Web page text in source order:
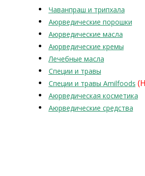
Чаванпраш и трипхала
Аюрведические порошки
Аюрведические масла
Аюрведические кремы
Лечебные масла
Специи и травы
Специи и травы Amilfoods
Аюрведическая косметика
Аюрведические средства